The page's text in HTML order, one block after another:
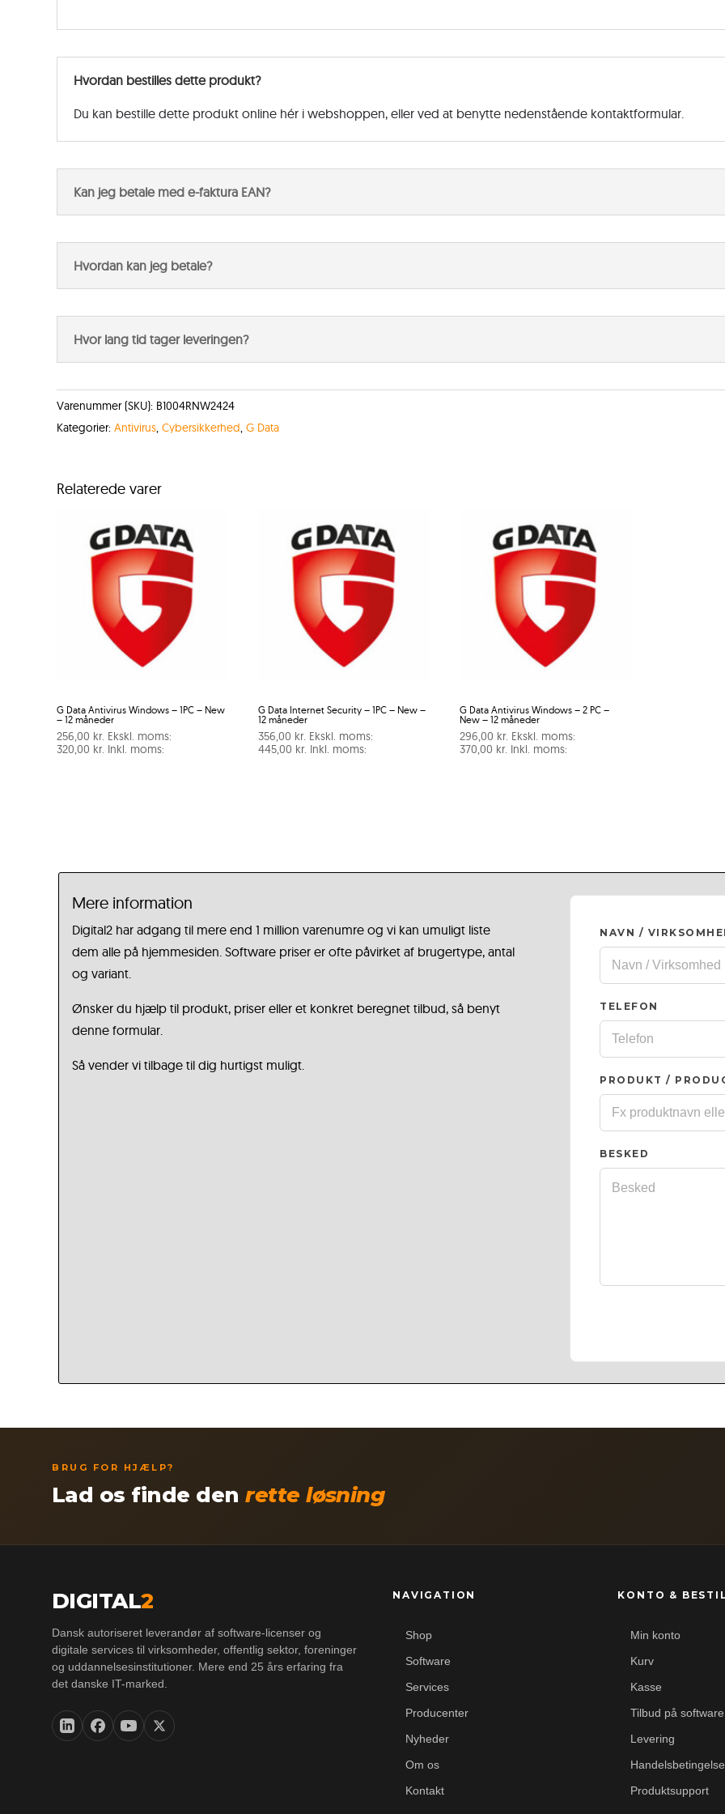
Hvordan bestilles dette produkt?
Du kan bestille dette produkt online hér i webshoppen, eller ved at benytte nedenstående kontaktformular.
Kan jeg betale med e-faktura EAN?
Hvordan kan jeg betale?
Hvor lang tid tager leveringen?
Varenummer (SKU): B1004RNW2424
Kategorier: Antivirus, Cybersikkerhed, G Data
Relaterede varer
G Data Antivirus Windows – 1PC – New
– 12 måneder
256,00 kr. Ekskl. moms:
320,00 kr. Inkl. moms:
G Data Internet Security – 1PC – New –
12 måneder
356,00 kr. Ekskl. moms:
445,00 kr. Inkl. moms:
G Data Antivirus Windows – 2 PC –
New – 12 måneder
296,00 kr. Ekskl. moms:
370,00 kr. Inkl. moms:
Mere information
Digital2 har adgang til mere end 1 million varenumre og vi kan umuligt liste
dem alle på hjemmesiden. Software priser er ofte påvirket af brugertype, antal
og variant.
Ønsker du hjælp til produkt, priser eller et konkret beregnet tilbud, så benyt
denne formular.
Så vender vi tilbage til dig hurtigst muligt.
NAVN /
TELEFON
PRODUKT /
BESKED
BRUG FOR HJÆLP?
Lad os finde denrette løsning
DIGITAL2
Dansk autoriseret leverandør af software-licenser og
digitale services til virksomheder, offentlig sektor, foreninger
og uddannelsesinstitutioner. Mere end 25 års erfaring fra
det danske IT-marked.
NAVIGATION
Shop
Software
Services
Producenter
Nyheder
Om os
Kontakt
KONTO &
Min konto
Kurv
Kasse
Tilbud på software
Levering
Produktsupport